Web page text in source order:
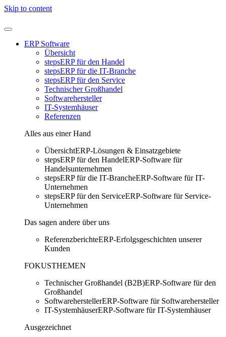
content
Skip to content
ERP Software
Übersicht
stepsERP für den Handel
stepsERP für die IT-Branche
stepsERP für den Service
Technischer Großhandel
Softwarehersteller
IT-Systemhäuser
Referenzen
Alles aus einer Hand
ÜbersichtERP-Lösungen & Einsatzgebiete
stepsERP für den HandelERP-Software für
Handelsunternehmen
stepsERP für die IT-BrancheERP-Software für IT-
Unternehmen
stepsERP für den ServiceERP-Software für Service-
Unternehmen
Das sagen andere über uns
ReferenzberichteERP-Erfolgsgeschichten unserer
Kunden
FOKUSTHEMEN
Technischer Großhandel (B2B)ERP-Software für den
Großhandel
SoftwareherstellerERP-Software für Softwarehersteller
IT-SystemhäuserERP-Software für IT-Systemhäuser
Ausgezeichnet